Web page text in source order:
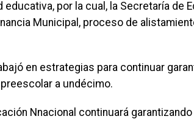
por la cual, la Secretaría de
Municipal, proceso de
en estrategias para continuar
a undécimo.
Nnacional continuará